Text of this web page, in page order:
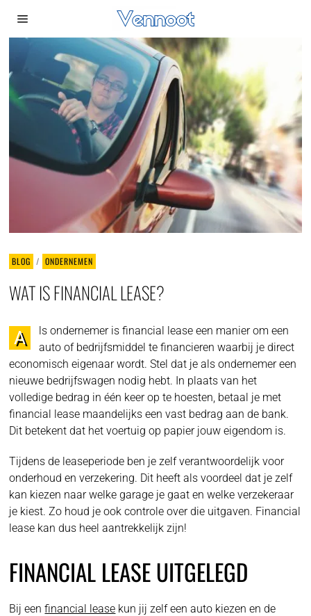
BLOG / ONDERNEMEN
WAT IS FINANCIAL LEASE?
A
ls ondernemer is financial lease een manier om een
auto of bedrijfsmiddel te financieren waarbij je direct
economisch eigenaar wordt. Stel dat je als ondernemer een
nieuwe bedrijfswagen nodig hebt. In plaats van het
volledige bedrag in één keer op te hoesten, betaal je met
financial lease maandelijks een vast bedrag aan de bank.
Dit betekent dat het voertuig op papier jouw eigendom is.
Tijdens de leaseperiode ben je zelf verantwoordelijk voor
onderhoud en verzekering. Dit heeft als voordeel dat je zelf
kan kiezen naar welke garage je gaat en welke verzekeraar
je kiest. Zo houd je ook controle over die uitgaven. Financial
lease kan dus heel aantrekkelijk zijn!
FINANCIAL LEASE UITGELEGD
Bij eenfinancial lease kun jij zelf een auto kiezen en de